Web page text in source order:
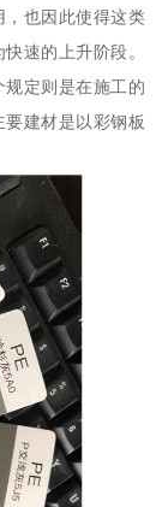
也因此使得这类
速的上升阶段。
定则是在施工的
建材是以彩钢板